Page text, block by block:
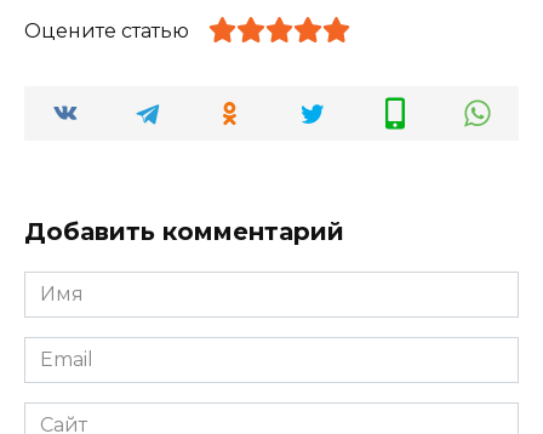
Оцените статью
Добавить комментарий
Имя
*
Email
*
Сайт